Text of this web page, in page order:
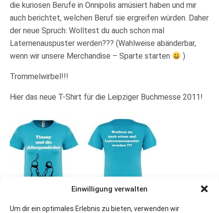
Einwilligung verwalten
Um dir ein optimales Erlebnis zu bieten, verwenden wir
die kuriosen Berufe in Onnipolis amüsiert haben und mir
auch berichtet, welchen Beruf sie ergreifen würden. Daher
der neue Spruch: Wolltest du auch schon mal
Laternenauspuster werden??? (Wahlweise abänderbar,
wenn wir unsere Merchandise – Sparte starten
)
Trommelwirbel!!!
Hier das neue T-Shirt für die Leipziger Buchmesse 2011!